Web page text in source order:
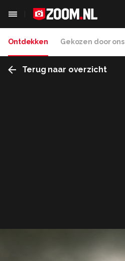
Ontdekken Gekozen door ons
Terug naar overzicht